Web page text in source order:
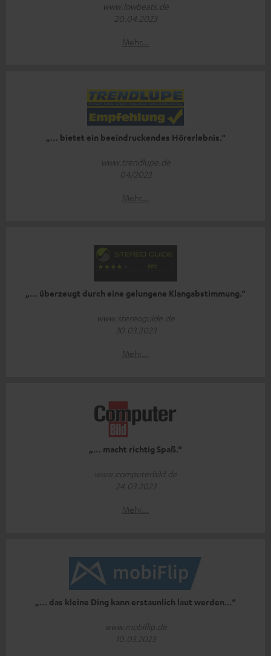
www.lowbeats.de
20.04.2023
Mehr...
„… bietet ein beeindruckendes Hörerlebnis.“
www.trendlupe.de
04/2023
Mehr...
„… überzeugt durch eine gelungene Klangabstimmung.“
www.stereoguide.de
30.03.2023
Mehr...
„… macht richtig Spaß.“
www.computerbild.de
24.03.2023
Mehr...
„… das kleine Ding kann erstaunlich laut werden…“
www.mobiflip.de
10.03.2023